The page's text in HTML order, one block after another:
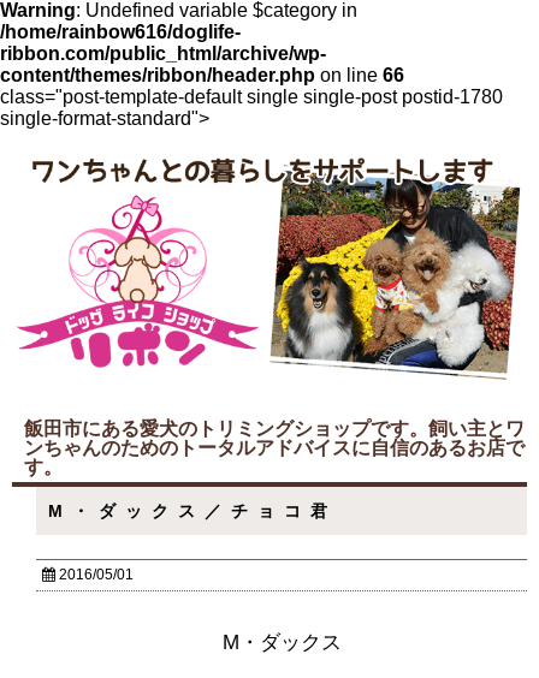
Warning: Undefined variable $category in
/home/rainbow616/doglife-
ribbon.com/public_html/archive/wp-
content/themes/ribbon/header.php on line 66
class="post-template-default single single-post postid-1780
single-format-standard">
飯田市にある愛犬のトリミングショップです。飼い主とワ
ンちゃんのためのトータルアドバイスに自信のあるお店で
す。
M・ダックス／チョコ君
2016/05/01
M・ダックス